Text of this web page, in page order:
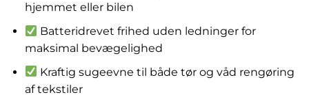
hjemmet eller bilen
Batteridrevet frihed uden ledninger for
maksimal bevægelighed
Kraftig sugeevne til både tør og våd rengøring
af tekstiler